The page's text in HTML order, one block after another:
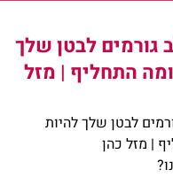
גורמים לבטן שלך
התחליף | מזל
לבטן שלך להיות
| מזל כהן